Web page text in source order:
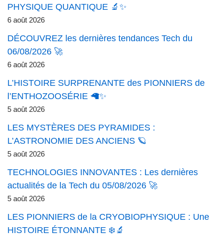
PHYSIQUE QUANTIQUE 🔬✨
6 août 2026
DÉCOUVREZ les dernières tendances Tech du
06/08/2026 🚀
6 août 2026
L’HISTOIRE SURPRENANTE des PIONNIERS de
l’ENTHOZOOSÉRIE 🦙✨
5 août 2026
LES MYSTÈRES DES PYRAMIDES :
L’ASTRONOMIE DES ANCIENS 🪐
5 août 2026
TECHNOLOGIES INNOVANTES : Les dernières
actualités de la Tech du 05/08/2026 🚀
5 août 2026
LES PIONNIERS de la CRYOBIOPHYSIQUE : Une
HISTOIRE ÉTONNANTE ❄️🔬